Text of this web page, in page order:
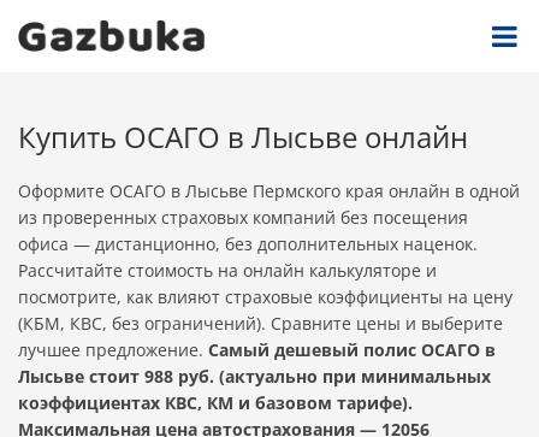
Купить ОСАГО в Лысьве онлайн
Оформите ОСАГО в Лысьве Пермского края онлайн в одной
из проверенных страховых компаний без посещения
офиса — дистанционно, без дополнительных наценок.
Рассчитайте стоимость на онлайн калькуляторе и
посмотрите, как влияют страховые коэффициенты на цену
(КБМ, КВС, без ограничений). Сравните цены и выберите
лучшее предложение. Самый дешевый полис ОСАГО в
Лысьве стоит 988 руб. (актуально при минимальных
коэффициентах КВС, КМ и базовом тарифе).
Максимальная цена автострахования — 12056